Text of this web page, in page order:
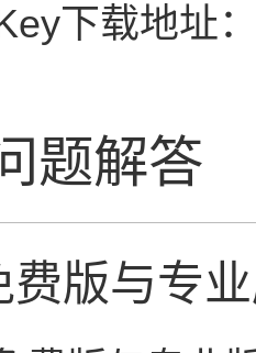
下载地址
题解答
费版与专